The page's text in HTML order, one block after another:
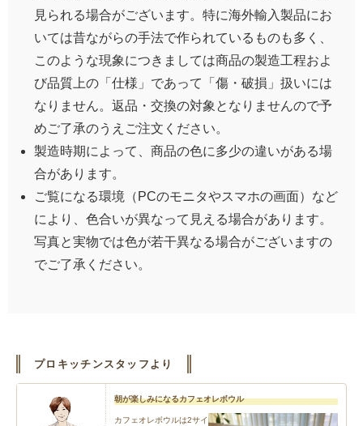
見られる場合がございます。特に海外輸入製品にお
いては昔ながらの手法で作られているものも多く、
このような現象につきましては商品の製造工程およ
び品質上の「仕様」であって「傷・破損」扱いには
なりません。返品・交換の対象となりませんので予
めご了承のうえご注文ください。
製造時期によって、商品の色に多少の違いがある場
合があります。
ご覧になる環境（PCのモニタやスマホの画面）など
により、色合いが異なって見える場合があります。
写真と実物では色が若干異なる場合がございますの
でご了承ください。
プロキッチンスタッフより
朝が楽しみになるカフェオレボウル
カフェオレボウルは2サイ